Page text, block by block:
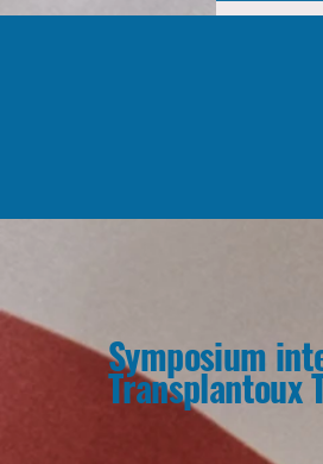
Symposium
Transplantoux